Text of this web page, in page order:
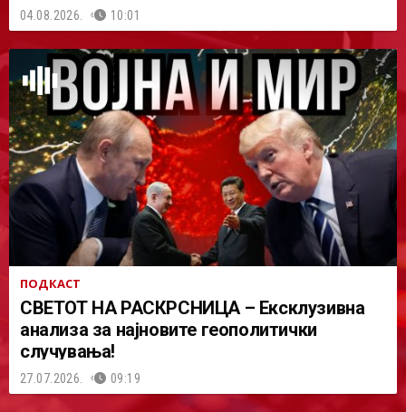
04.08.2026. 10:01
ПОДКАСТ
СВЕТОТ НА РАСКРСНИЦА – Ексклузивна
анализа за најновите геополитички
случувања!
27.07.2026. 09:19